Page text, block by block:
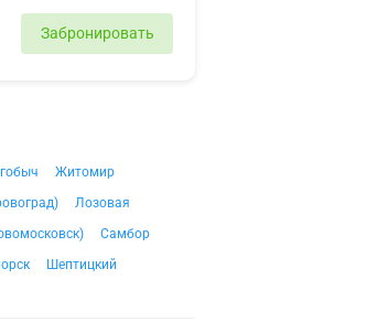
Забронировать
Житомир
Лозовая
Самбор
Шептицкий